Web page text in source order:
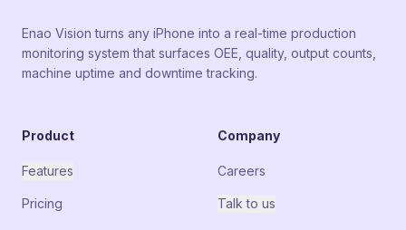
Enao Vision turns any iPhone into a real-time production
monitoring system that surfaces OEE, quality, output counts,
machine uptime and downtime tracking.
Product
Features
Pricing
Company
Careers
Talk to us